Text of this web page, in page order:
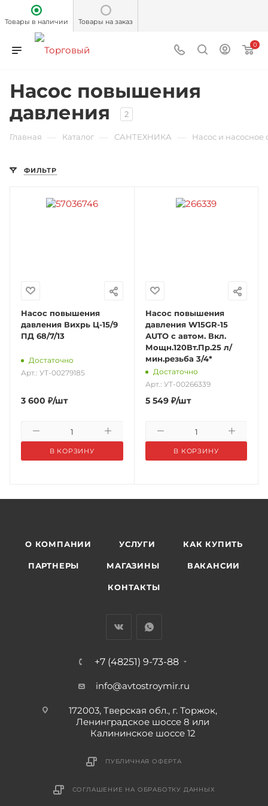
Товары в наличии Товары на заказ
0
Насос повышения
давления
2
Главная Каталог САНТЕХНИКА Насос и насосное
ФИЛЬТР
Насос повышения
давления Вихрь Ц-15/9
ПД 68/7/13
Достаточно
Арт.: УТ-00279185
3 600 ₽/шт
В КОРЗИНУ
Насос повышения
давления W15GR-15
АUTO с автом. Вкл.
Мощн.120Вт.Пр.25 л/
мин.резьба 3/4*
Достаточно
Арт.: УТ-00266339
5 549₽/шт
В КОРЗИНУ
О КОМПАНИИ УСЛУГИ КАК КУПИТЬ
ПАРТНЕРЫ МАГАЗИНЫ ВАКАНСИИ
КОНТАКТЫ
+7 (48251) 9-73-88
info@avtostroymir.ru
172003, Тверская обл., г. Торжок,
Ленинградское шоссе 8 или
Калининское шоссе 12
ПУБЛИЧНАЯ ОФЕРТА
СОГЛАШЕНИЕ НА ОБРАБОТКУ ДАННЫХ